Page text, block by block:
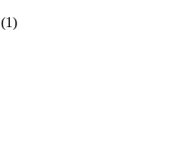
(1)